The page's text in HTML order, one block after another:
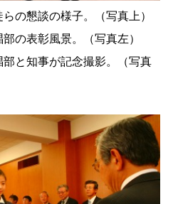
の懇談の様子。（写真上）
の表彰風景。（写真左）
と知事が記念撮影。（写真